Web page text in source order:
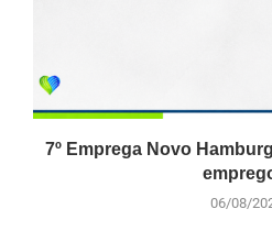
7º Emprega Novo
06/08/